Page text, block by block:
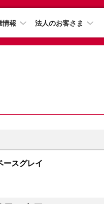
情報 法人のお客さま
ースグレイ